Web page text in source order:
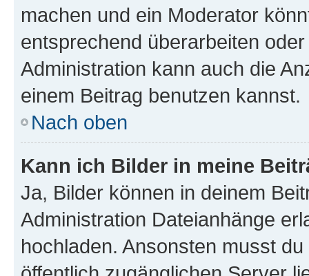
machen und ein Moderator
entsprechend überarbeiten
Administration kann auch die
einem Beitrag benutzen kannst.
Nach oben
Kann ich Bilder in meine
Ja, Bilder können in deinem
Administration Dateianhänge
hochladen. Ansonsten musst